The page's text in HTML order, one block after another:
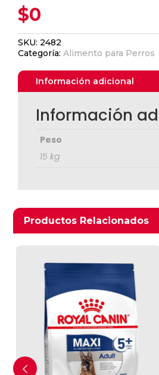
$0
SKU: 2482
Categoría:Alimento para Perros
Información adicional
Información
Peso
15 kg
Productos Relacionados
Productos